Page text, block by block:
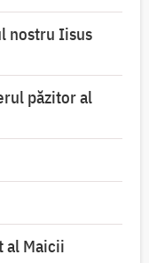
nostru Iisus
păzitor al
al Maicii